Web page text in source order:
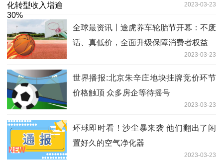
2023-03-23
全球最资讯丨途虎养车轮胎节开幕：不废
话、真低价，全面升级保障消费者权益
2023-03-23
世界播报:北京朱辛庄地块挂牌竞价环节
价格触顶 ​众多房企等待摇号
2023-03-23
环球即时看！沙尘暴来袭 他们翻出了闲
置好久的空气净化器
2023-03-23